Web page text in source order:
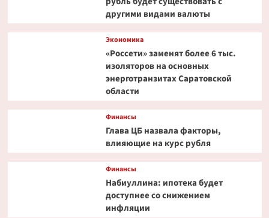
другими видами валюты
Экономика
«Россети» заменят более 6 тыс.
изоляторов на основных
энерготранзитах Саратовской
области
Финансы
Глава ЦБ назвала факторы,
влияющие на курс рубля
Финансы
Набиуллина: ипотека будет
доступнее со снижением
инфляции